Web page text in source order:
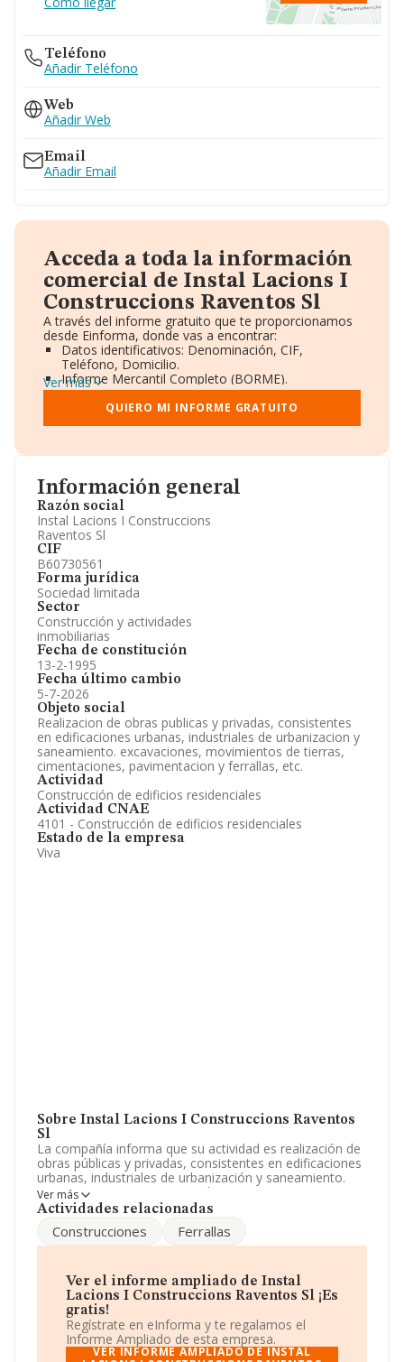
Información general
Razón social
Instal Lacions I Construccions
Raventos Sl
CIF
B60730561
Forma jurídica
Sociedad limitada
Sector
Construcción y actividades
inmobiliarias
Fecha de constitución
13-2-1995
Fecha último cambio
5-7-2026
Objeto social
Realizacion de obras publicas y privadas, consistentes
en edificaciones urbanas, industriales de urbanizacion y
saneamiento. excavaciones, movimientos de tierras,
cimentaciones, pavimentacion y ferrallas, etc.
Actividad
Construcción de edificios residenciales
Actividad CNAE
4101 - Construcción de edificios residenciales
Estado de la empresa
Viva
Sobre Instal Lacions I Construccions Raventos
Sl
La compañía informa que su actividad es realización de
obras públicas y privadas, consistentes en edificaciones
urbanas, industriales de urbanización y saneamiento.
excavaciones, movimientos de tierras, cimentaciones,
pavimentacion y ferrallas, etc. La empresa está
'%cnae%'. La compañía no tiene actividad en mercados
exteriores.
La plantilla se ha mantenido igual y atendiendo a los
datos disponibles en INFORMA, el número de
empleados de la compañía ha estado por debajo de la
media de sector.
Dentro del ranking de empresas elaborado por
Ver más
Actividades relacionadas
Construcciones Ferrallas
Ver el informe ampliado de Instal
Lacions I Construccions Raventos Sl ¡Es
gratis!
Regístrate en eInforma y te regalamos el
Informe Ampliado de esta empresa.
VER INFORME AMPLIADO DE INSTAL
Teléfono
Añadir Teléfono
Web
Añadir Web
Email
Añadir Email
Acceda a toda la información
comercial de Instal Lacions I
Construccions Raventos Sl
A través del informe gratuito que te proporcionamos
desde Einforma, donde vas a encontrar:
Datos identificativos: Denominación, CIF,
Teléfono, Domicilio.
Informe Mercantil Completo (BORME).
Gráficos de Evolución Ventas y Empleados.
Consejo de Administración y Administradores.
Directivos y Ejecutivos.
Información oficial y registral complementaria.
Ver más
QUIERO MI INFORME GRATUITO